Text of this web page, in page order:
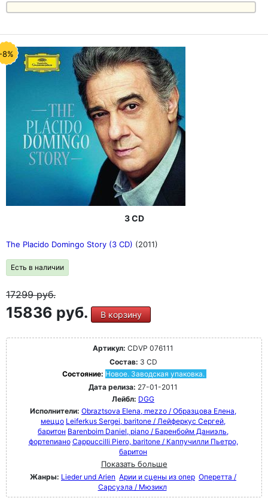
8%
3 CD
The Placido Domingo Story (3 CD) (2011)
Есть в наличии
17299руб.
15836 руб. В корзину
Артикул: CDVP 076111
Состав: 3 CD
Состояние: Новое. Заводская упаковка.
Дата релиза: 27-01-2011
Лейбл: DGG
Исполнители: Obraztsova Elena, mezzo / Образцова Елена,
меццо Leiferkus Sergei, baritone / Лейферкус Сергей,
баритон Barenboim Daniel, piano / Баренбойм Даниэль,
фортепиано Cappuccilli Piero, baritone / Каппучилли Пьетро,
баритон
Показать больше
Жанры: Lieder und Arien Арии и сцены из опер Оперетта /
Сарсуэла / Мюзикл